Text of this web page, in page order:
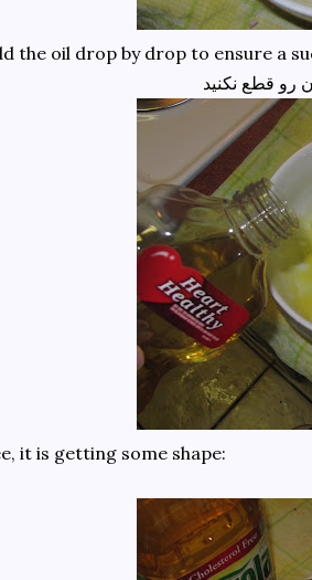
the oil drop by drop to ensure a
it is getting some shape: